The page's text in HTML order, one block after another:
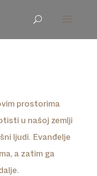
prostorima
u našoj zemlji
ljudi. Evanđelje
a zatim ga